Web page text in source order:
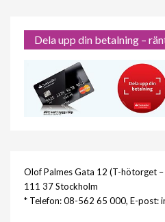
Dela upp din betalning –
Olof Palmes Gata 12 (T-hötorget
111 37 Stockholm
* Telefon: 08-562 65 000, E-post: